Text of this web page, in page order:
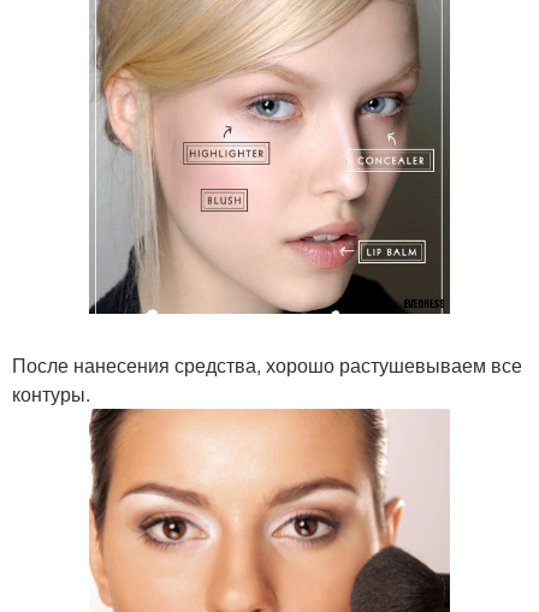
После нанесения средства, хорошо растушевываем все
контуры.